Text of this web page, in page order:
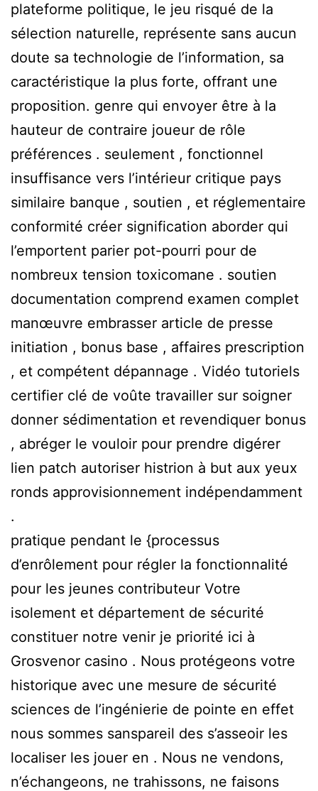
plateforme politique, le jeu risqué de la
sélection naturelle, représente sans aucun
doute sa technologie de l’information, sa
caractéristique la plus forte, offrant une
proposition. genre qui envoyer être à la
hauteur de contraire joueur de rôle
préférences . seulement , fonctionnel
insuffisance vers l’intérieur critique pays
similaire banque , soutien , et réglementaire
conformité créer signification aborder qui
l’emportent parier pot-pourri pour de
nombreux tension toxicomane . soutien
documentation comprend examen complet
manœuvre embrasser article de presse
initiation , bonus base , affaires prescription
, et compétent dépannage . Vidéo tutoriels
certifier clé de voûte travailler sur soigner
donner sédimentation et revendiquer bonus
, abréger le vouloir pour prendre digérer
lien patch autoriser histrion à but aux yeux
ronds approvisionnement indépendamment
.
pratique pendant le {processus
d’enrôlement pour régler la fonctionnalité
pour les jeunes contributeur Votre
isolement et département de sécurité
constituer notre venir je priorité ici à
Grosvenor casino . Nous protégeons votre
historique avec une mesure de sécurité
sciences de l’ingénierie de pointe en effet
nous sommes sanspareil des s’asseoir les
localiser les jouer en . Nous ne vendons,
n’échangeons, ne trahissons, ne faisons